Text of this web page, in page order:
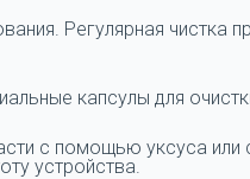
Регулярная чистка
капсулы для
с помощью уксуса
устройства.